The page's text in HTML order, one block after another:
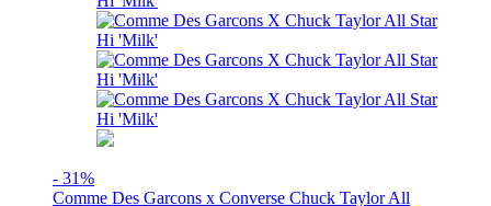
- 31%
Comme Des Garcons x Converse Chuck Taylor All